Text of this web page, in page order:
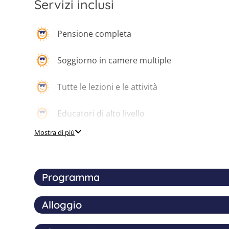
Servizi inclusi
Pensione completa
Soggiorno in camere multiple
Tutte le lezioni e le attività
Educatori di alto livello
Mostra di più
Programma
Durante la settimana i partecipanti
combinando canto, recitazione e movimento
Alloggio